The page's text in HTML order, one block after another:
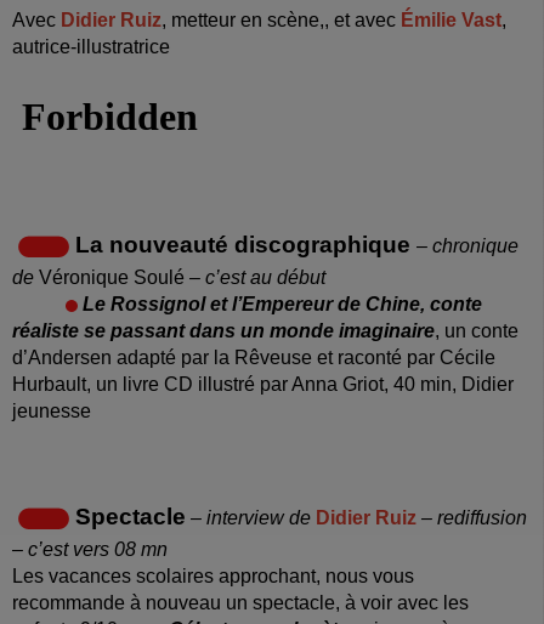
Avec Didier Ruiz, metteur en scène,, et avec Émilie Vast,
autrice-illustratrice
La nouveauté discographique – chronique
de Véronique Soulé – c’est au début
Le Rossignol et l’Empereur de Chine, conte
réaliste se passant dans un monde imaginaire, un conte
d’Andersen adapté par la Rêveuse et raconté par Cécile
Hurbault, un livre CD illustré par Anna Griot, 40 min, Didier
jeunesse
Spectacle – interview de Didier Ruiz – rediffusion
– c’est vers 08 mn
Les vacances scolaires approchant, nous vous
recommande à nouveau un spectacle, à voir avec les